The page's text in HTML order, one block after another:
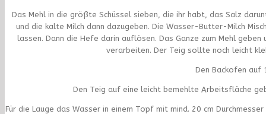
Das Mehl in die größte Schüssel sieben, die ihr habt, das Salz
und die kalte Milch dann dazugeben. Die Wasser-Butter-Milch
lassen. Dann die Hefe darin auflösen. Das Ganze zum Mehl
verarbeiten. Der Teig sollte noch leicht
Den Backofen auf
Den Teig auf eine leicht bemehlte Arbeitsfläche
Für die Lauge das Wasser in einem Topf mit mind. 20 cm